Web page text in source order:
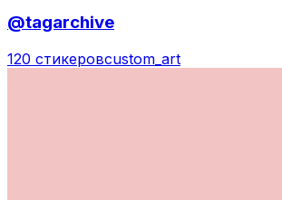
@tagarchive
120 стикеровcustom_art